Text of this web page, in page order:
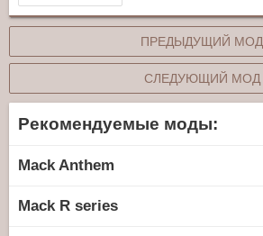
ПРЕДЫДУЩИЙ МОД
СЛЕДУЮЩИЙ МОД
Рекомендуемые моды:
Mack Anthem
Mack R series